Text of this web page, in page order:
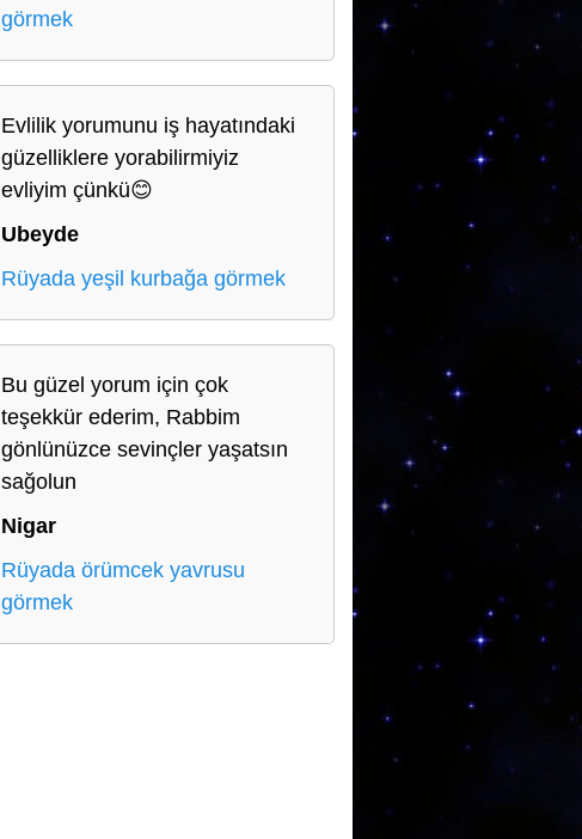
görmek
Evlilik yorumunu iş hayatındaki
güzelliklere yorabilirmiyiz
evliyim çünkü😊
Ubeyde
Rüyada yeşil kurbağa görmek
Bu güzel yorum için çok
teşekkür ederim, Rabbim
gönlünüzce sevinçler yaşatsın
sağolun
Nigar
Rüyada örümcek yavrusu
görmek